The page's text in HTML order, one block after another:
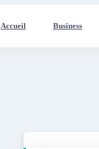
Accueil Business